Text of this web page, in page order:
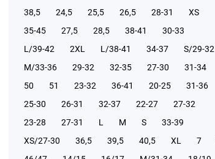
38,5
24,5 25,5 26,5 28-31
XS
35-45
27,5 28,5 38-41
30-33
L/39-42
2XL L/38-41 34-37
S/29-32
М/33-36
29-32 32-35 27-30
31-34
50
51 23-32 36-41 20-25
31-36
25-30
26-31 32-37 22-27
27-32
23-28
27-31 L M S
33-39
XS/27-30
36,5 39,5 40,5 XL 7